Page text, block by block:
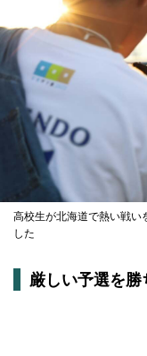
高校生が北海道で熱い戦い
した
厳しい予選を